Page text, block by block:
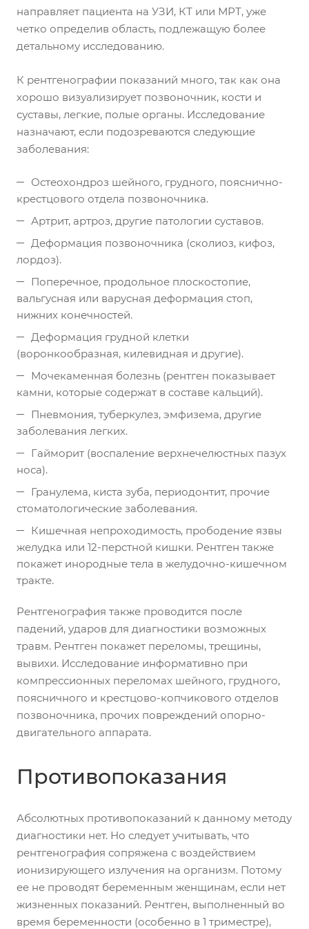
направляет пациента на УЗИ, КТ или МРТ, уже
четко определив область, подлежащую более
детальному исследованию.
К рентгенографии показаний много, так как она
хорошо визуализирует позвоночник, кости и
суставы, легкие, полые органы. Исследование
назначают, если подозреваются следующие
заболевания:
Остеохондроз шейного, грудного, пояснично-
крестцового отдела позвоночника.
Артрит, артроз, другие патологии суставов.
Деформация позвоночника (сколиоз, кифоз,
лордоз).
Поперечное, продольное плоскостопие,
вальгусная или варусная деформация стоп,
нижних конечностей.
Деформация грудной клетки
(воронкообразная, килевидная и другие).
Мочекаменная болезнь (рентген показывает
камни, которые содержат в составе кальций).
Пневмония, туберкулез, эмфизема, другие
заболевания легких.
Гайморит (воспаление верхнечелюстных пазух
носа).
Гранулема, киста зуба, периодонтит, прочие
стоматологические заболевания.
Кишечная непроходимость, прободение язвы
желудка или 12-перстной кишки. Рентген также
покажет инородные тела в желудочно-кишечном
тракте.
Рентгенография также проводится после
падений, ударов для диагностики возможных
травм. Рентген покажет переломы, трещины,
вывихи. Исследование информативно при
компрессионных переломах шейного, грудного,
поясничного и крестцово-копчикового отделов
позвоночника, прочих повреждений опорно-
двигательного аппарата.
Противопоказания
Абсолютных противопоказаний к данному методу
диагностики нет. Но следует учитывать, что
рентгенография сопряжена с воздействием
ионизирующего излучения на организм. Потому
ее не проводят беременным женщинам, если нет
жизненных показаний. Рентген, выполненный во
время беременности (особенно в 1 триместре),